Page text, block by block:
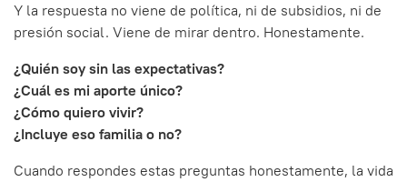
Y la respuesta no viene de política, ni de subsidios, ni de
presión social. Viene de mirar dentro. Honestamente.
¿Quién soy sin las expectativas?
¿Cuál es mi aporte único?
¿Cómo quiero vivir?
¿Incluye eso familia o no?
Cuando respondes estas preguntas honestamente, la vida